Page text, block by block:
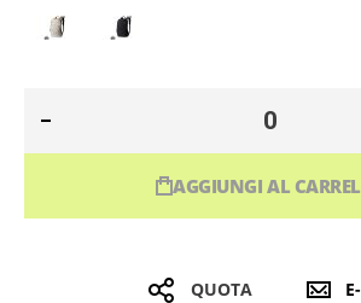
AGGIUNGI AL
QUOTA